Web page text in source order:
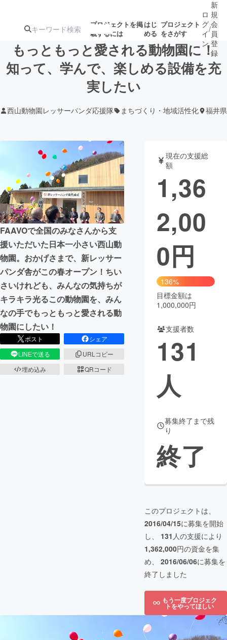
プロジェクトを掲
載するには
はじ
める
プロジェクト
をさがす
注目の新着プロ募集終了が近いプ
テクノロジー・ガジェット
映像・映画 書籍・雑誌
ビジネス・起業 チャレンジ
まちづくり・地域活性化
CAMPFIRE for Social Good
CAMPFIRE Creation
CAMPFIREふるさと納税machi-ya コミュニティ
ロ
グ
イ
ン
/
新
規
会
員
登
録
もっともっと愛される動物園に！
知って、学んで、楽しめる設備を充
実したい
西山動物園レッサーパンダ応援隊 まちづくり・地域活性化 福井県
FAAVOで全国のみなさんから支
援いただいた日本一小さい西山動
物園。おかげさまで、新レッサー
パンダ舎がこの春オープン！ちい
さいけれども、みんなの気持ちが
キラキラ光るこの動物園を、みん
なの手でもっともっと愛される動
物園にしたい！
ポスト
シェア
LINEで送る
URLコピー
埋め込み
QRコード
現在の支援総
額
1,36
2,00
0円
136%
目標金額は
1,000,000円
支援者数
131
人
募集終了まで残
り
終了
このプロジェクトは、
2016/04/15に募集を開始
し、 131 人の支援により
1,362,000円の資金を集
め、 2016/06/06に募集を
終了しました
もう一度プロジェク
トをやってほしい